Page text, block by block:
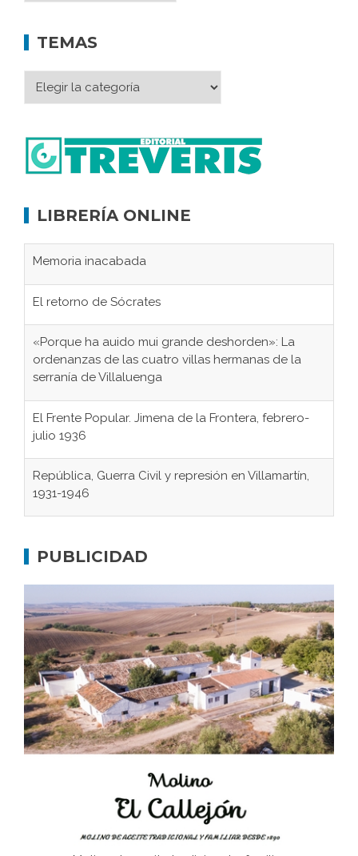
TEMAS
LIBRERÍA ONLINE
Memoria inacabada
El retorno de Sócrates
«Porque ha auido mui grande deshorden»: La
ordenanzas de las cuatro villas hermanas de la
serranía de Villaluenga
El Frente Popular. Jimena de la Frontera, febrero-
julio 1936
República, Guerra Civil y represión en Villamartín,
1931-1946
concentración nazis
Bornos
El Frente Popular. Ubrique, febrero-julio 1936
Juntar las letras. La alfabetización en el campo: del
afán de saber a la autogestión
Historia y vivencias del poblado de Los Hurones
PUBLICIDAD